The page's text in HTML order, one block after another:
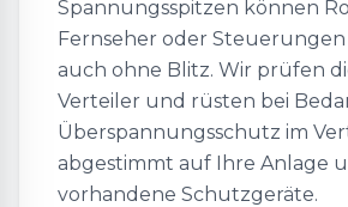
Spannungsspitzen können
Fernseher oder Steuerungen
auch ohne Blitz. Wir prüfen
Verteiler und rüsten bei
Überspannungsschutz im
abgestimmt auf Ihre Anlage
vorhandene Schutzgeräte.